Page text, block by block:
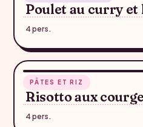
Poulet au curry et
4 pers.
PÂTES ET RIZ
Risotto aux
4 pers.